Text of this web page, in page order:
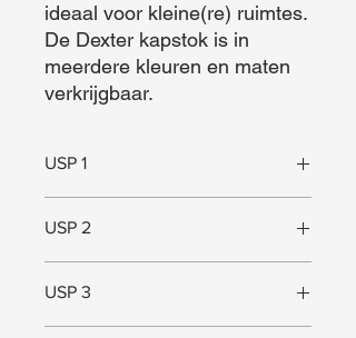
ideaal voor kleine(re) ruimtes.
De Dexter kapstok is in
meerdere kleuren en maten
verkrijgbaar.
USP 1
USP 2
USP 3